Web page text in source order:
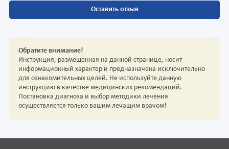
Оставить отзыв
Обратите внимание!
Инструкция, размещенная на данной странице, носит
информационный характер и предназначена исключительно
для ознакомительных целей. Не используйте данную
инструкцию в качестве медицинских рекомендаций.
Постановка диагноза и выбор методики лечения
осуществляется только вашим лечащим врачом!